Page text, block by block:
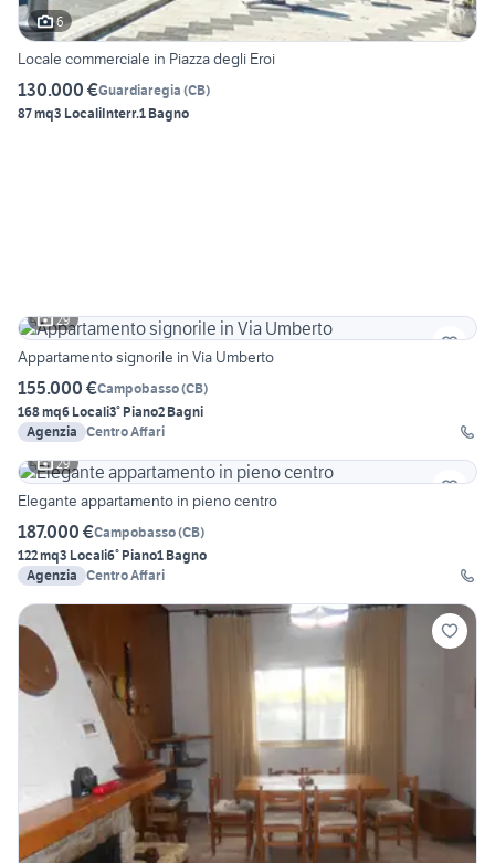
6
Locale commerciale in Piazza degli Eroi
130.000 €Guardiaregia (CB)
87 mq3 LocaliInterr.1 Bagno
29
Appartamento signorile in Via Umberto
155.000 €Campobasso(CB)
168 mq6 Locali3° Piano2 Bagni
Agenzia Centro Affari
29
Elegante appartamento in pieno centro
187.000 €Campobasso(CB)
122 mq3 Locali6° Piano1 Bagno
Agenzia Centro Affari